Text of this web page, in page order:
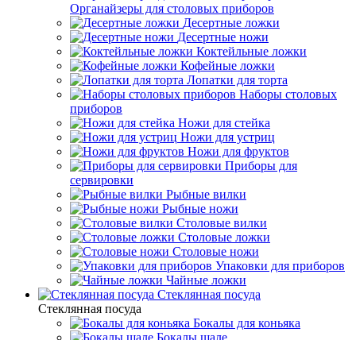
Органайзеры для столовых приборов
Десертные ложки
Десертные ножи
Коктейльные ложки
Кофейные ложки
Лопатки для торта
Наборы столовых
приборов
Ножи для стейка
Ножи для устриц
Ножи для фруктов
Приборы для
сервировки
Рыбные вилки
Рыбные ножи
Столовые вилки
Столовые ложки
Столовые ножи
Упаковки для приборов
Чайные ложки
Стеклянная посуда
Стеклянная посуда
Бокалы для коньяка
Бокалы шале